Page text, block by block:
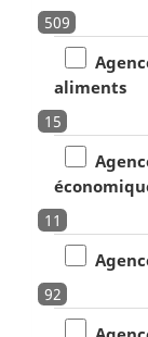
509
aliments
15
11
92